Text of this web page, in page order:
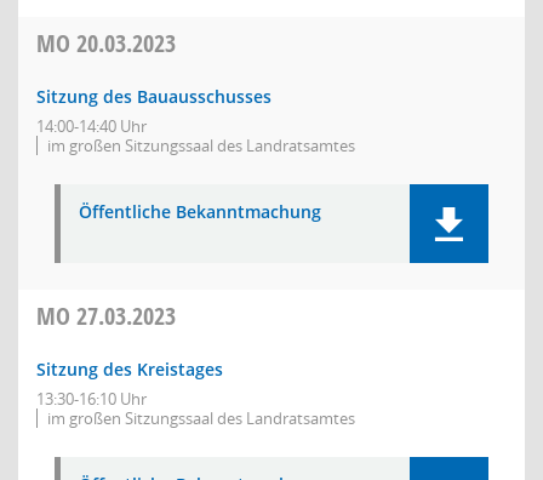
MO 20.03.2023
Sitzung des Bauausschusses
14:00-14:40 Uhr
im großen Sitzungssaal des Landratsamtes
Öffentliche Bekanntmachung
MO 27.03.2023
Sitzung des Kreistages
13:30-16:10 Uhr
im großen Sitzungssaal des Landratsamtes